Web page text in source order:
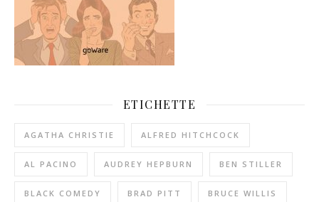
ETICHETTE
AGATHA CHRISTIE ALFRED HITCHCOCK
AL PACINO AUDREY HEPBURN BEN STILLER
BLACK COMEDY BRAD PITT BRUCE WILLIS